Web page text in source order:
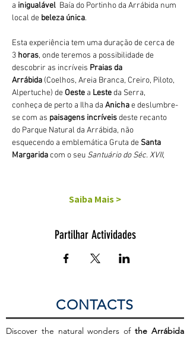
a inigualável Baía do Portinho da Arrábida num
local de beleza única.
Esta experiência tem uma duração de cerca de
3 horas, onde teremos a possibilidade de
descobrir as incríveis Praias da
Arrábida (Coelhos, Areia Branca, Creiro, Piloto,
Alpertuche) de Oeste a Leste da Serra,
conheça de perto a Ilha da Anicha e deslumbre-
se com as paisagens incríveis deste recanto
do Parque Natural da Arrábida, não
esquecendo a emblemática Gruta de Santa
Margarida com o seu Santuário do Séc. XVII,
Saiba Mais >
Partilhar Actividades
CONTACTS
Discover the natural wonders ofthe Arrábida